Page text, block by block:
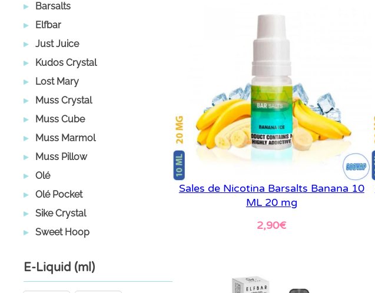
Barsalts
Elfbar
Just Juice
Kudos Crystal
Lost Mary
Muss Crystal
Muss Cube
Muss Marmol
Muss Pillow
Olé
Olé Pocket
Sike Crystal
Sweet Hoop
E-Liquid (ml)
Sales de Nicotina Barsalts Banana 10
ML 20 mg
2,90€